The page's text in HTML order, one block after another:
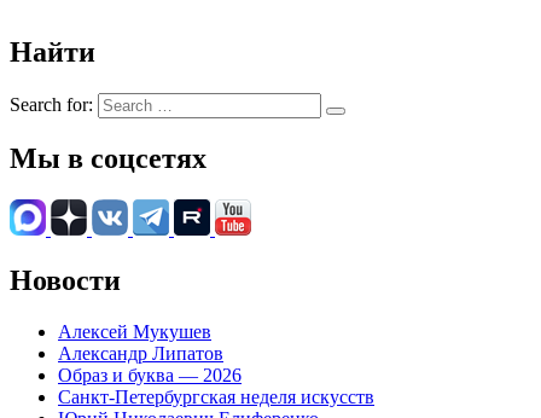
Найти
Search for:
Мы в соцсетях
Новости
Алексей Мукушев
Александр Липатов
Образ и буква — 2026
Санкт-Петербургская неделя искусств